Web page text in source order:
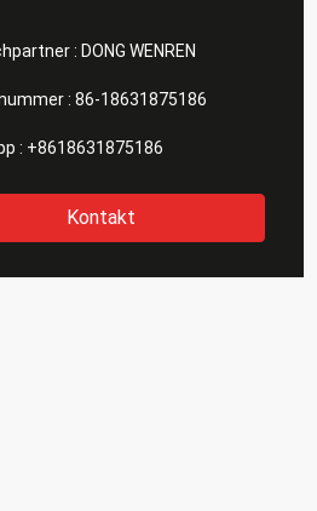
: DONG WENREN
: 86-18631875186
: +8618631875186
Kontakt